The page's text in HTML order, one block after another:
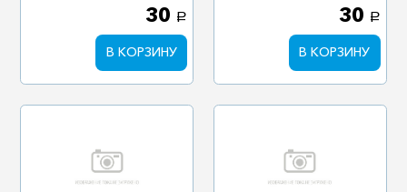
30 a
В КОРЗИНУ
30 a
В КОРЗИНУ